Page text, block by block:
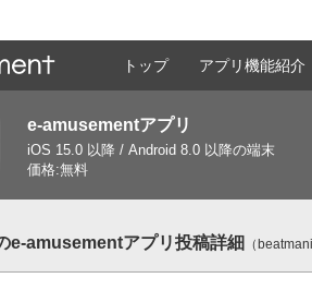
リで
トップ アプリ機能紹介
e-amusementアプリ
iOS 15.0 以降 / Android 8.0 以降の端末
価格:無料
e-amusementアプリ投稿詳細 （